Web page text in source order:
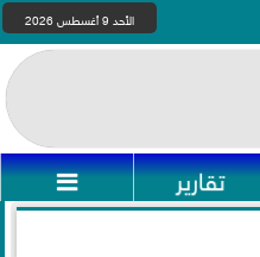
الأحد 9 أغسطس 2026
تقارير 